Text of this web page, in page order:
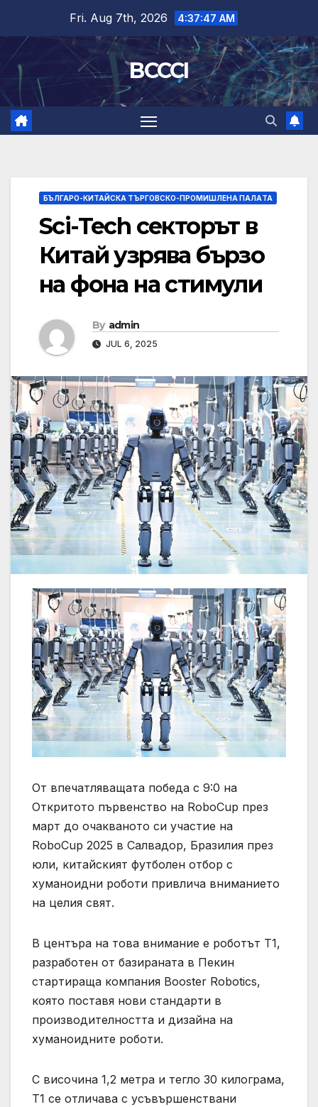
content
Fri. Aug 7th, 2026 4:37:48 AM
BCCCI
БЪЛГАРО-КИТАЙСКА ТЪРГОВСКО-ПРОМИШЛЕНА ПАЛAТА
Sci-Tech секторът в
Китай узрява бързо
на фона на стимули
By admin
JUL 6, 2025
От впечатляващата победа с 9:0 на
Откритото първенство на RoboCup през
март до очакваното си участие на
RoboCup 2025 в Салвадор, Бразилия през
юли, китайският футболен отбор с
хуманоидни роботи привлича вниманието
на целия свят.
В центъра на това внимание е роботът T1,
разработен от базираната в Пекин
стартираща компания Booster Robotics,
която поставя нови стандарти в
производителността и дизайна на
хуманоидните роботи.
С височина 1,2 метра и тегло 30 килограма,
T1 се отличава с усъвършенствани